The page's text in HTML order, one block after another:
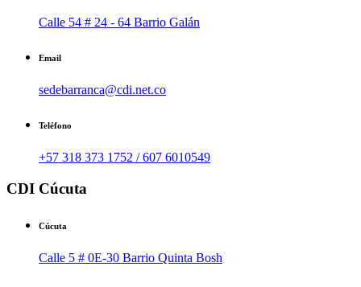
Calle 54 # 24 - 64 Barrio Galán
Email
sedebarranca@cdi.net.co
Teléfono
+57 318 373 1752 / 607 6010549
CDI Cúcuta
Cúcuta
Calle 5 # 0E-30 Barrio Quinta Bosh